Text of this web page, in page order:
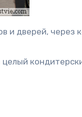
и дверей, через